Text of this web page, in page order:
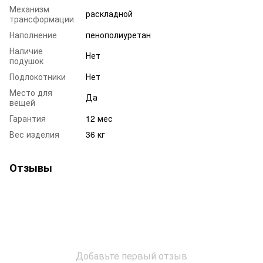
Механизм
трансформации
раскладной
Наполнение
пенополиуретан
Наличие
подушок
Нет
Подлокотники
Нет
Место для
вещей
Да
Гарантия
12 мес
Вес изделия
36 кг
Отзывы
Добавьте первый отзыв